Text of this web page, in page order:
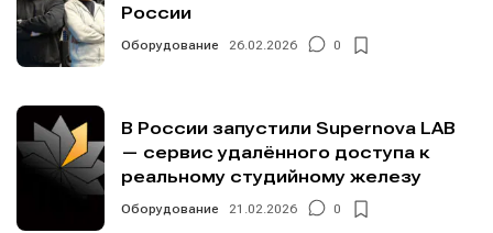
России
Оборудование 26.02.2026 0
В России запустили Supernova LAB
— сервис удалённого доступа к
реальному студийному железу
Оборудование 21.02.2026 0